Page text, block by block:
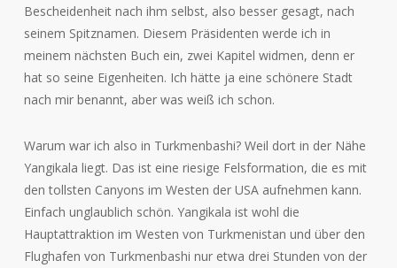
Bescheidenheit nach ihm selbst, also besser gesagt, nach
seinem Spitznamen. Diesem Präsidenten werde ich in
meinem nächsten Buch ein, zwei Kapitel widmen, denn er
hat so seine Eigenheiten. Ich hätte ja eine schönere Stadt
nach mir benannt, aber was weiß ich schon.
Warum war ich also in Turkmenbashi? Weil dort in der Nähe
Yangikala liegt. Das ist eine riesige Felsformation, die es mit
den tollsten Canyons im Westen der USA aufnehmen kann.
Einfach unglaublich schön. Yangikala ist wohl die
Hauptattraktion im Westen von Turkmenistan und über den
Flughafen von Turkmenbashi nur etwa drei Stunden von der